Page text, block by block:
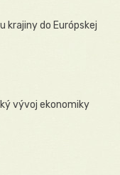
krajiny do Európskej
vývoj ekonomiky